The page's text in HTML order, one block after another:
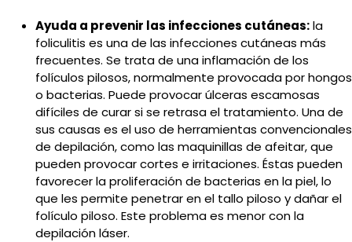
Ayuda a prevenir las infecciones cutáneas:la
foliculitis es una de las infecciones cutáneas más
frecuentes. Se trata de una inflamación de los
folículos pilosos, normalmente provocada por hongos
o bacterias. Puede provocar úlceras escamosas
difíciles de curar si se retrasa el tratamiento. Una de
sus causas es el uso de herramientas convencionales
de depilación, como las maquinillas de afeitar, que
pueden provocar cortes e irritaciones. Éstas pueden
favorecer la proliferación de bacterias en la piel, lo
que les permite penetrar en el tallo piloso y dañar el
folículo piloso. Este problema es menor con la
depilación láser.